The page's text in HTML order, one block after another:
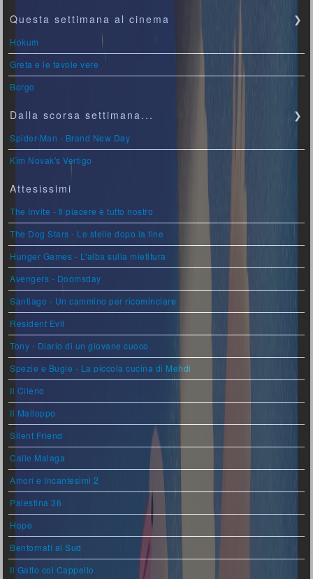
Questa settimana al cinema ❯
Hokum
Greta e le favole vere
Borgo
Dalla scorsa settimana... ❯
Spider-Man - Brand New Day
Kim Novak's Vertigo
Attesissimi
The Invite - Il piacere è tutto nostro
The Dog Stars - Le stelle dopo la fine
Hunger Games - L'alba sulla mietitura
Avengers - Doomsday
Santiago - Un cammino per ricominciare
Resident Evil
Tony - Diario di un giovane cuoco
Spezie e Bugie - La piccola cucina di Mehdi
Il Cileno
Il Malloppo
Silent Friend
Calle Malaga
Amori e Incantesimi 2
Palestina 36
Hope
Bentornati al Sud
Il Gatto col Cappello